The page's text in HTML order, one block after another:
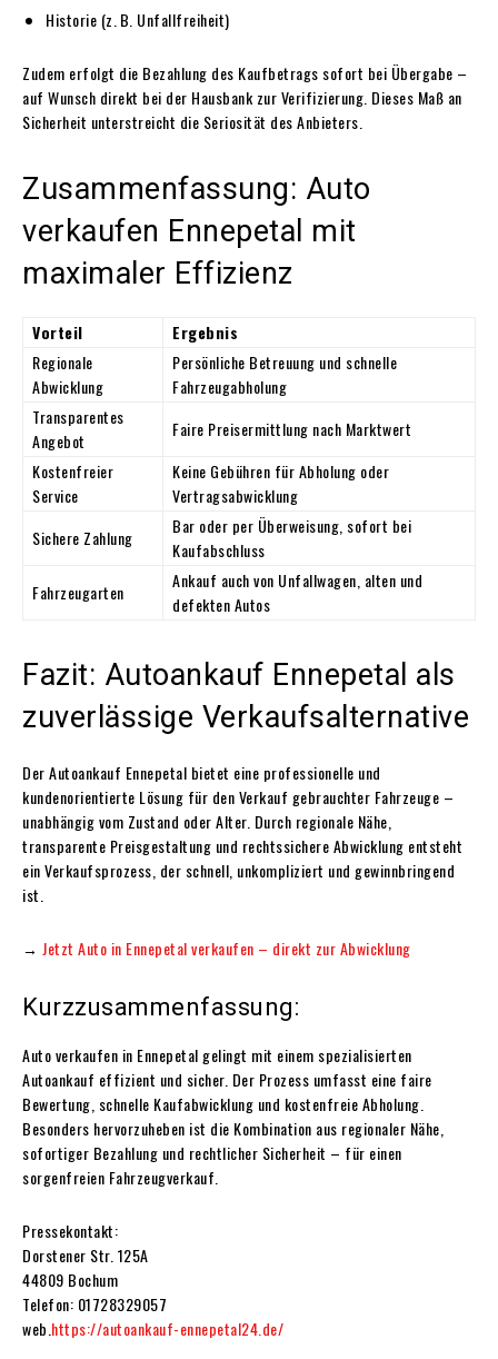
Historie (z. B. Unfallfreiheit)
Zudem erfolgt die Bezahlung des Kaufbetrags sofort bei Übergabe –
auf Wunsch direkt bei der Hausbank zur Verifizierung. Dieses Maß an
Sicherheit unterstreicht die Seriosität des Anbieters.
Zusammenfassung: Auto
verkaufen Ennepetal mit
maximaler Effizienz
Vorteil
Ergebnis
Regionale
Abwicklung
Persönliche Betreuung und schnelle
Fahrzeugabholung
Transparentes
Angebot
Faire Preisermittlung nach Marktwert
Kostenfreier
Service
Keine Gebühren für Abholung oder
Vertragsabwicklung
Sichere Zahlung
Bar oder per Überweisung, sofort bei
Kaufabschluss
Fahrzeugarten
Ankauf auch von Unfallwagen, alten und
defekten Autos
Fazit: Autoankauf Ennepetal als
zuverlässige Verkaufsalternative
Der Autoankauf Ennepetal bietet eine professionelle und
kundenorientierte Lösung für den Verkauf gebrauchter Fahrzeuge –
unabhängig vom Zustand oder Alter. Durch regionale Nähe,
transparente Preisgestaltung und rechtssichere Abwicklung entsteht
ein Verkaufsprozess, der schnell, unkompliziert und gewinnbringend
ist.
→ Jetzt Auto in Ennepetal verkaufen – direkt zur Abwicklung
Kurzzusammenfassung:
Auto verkaufen in Ennepetal gelingt mit einem spezialisierten
Autoankauf effizient und sicher. Der Prozess umfasst eine faire
Bewertung, schnelle Kaufabwicklung und kostenfreie Abholung.
Besonders hervorzuheben ist die Kombination aus regionaler Nähe,
sofortiger Bezahlung und rechtlicher Sicherheit – für einen
sorgenfreien Fahrzeugverkauf.
Pressekontakt:
Dorstener Str. 125A
44809 Bochum
Telefon: 01728329057
web. https://autoankauf-ennepetal24.de/